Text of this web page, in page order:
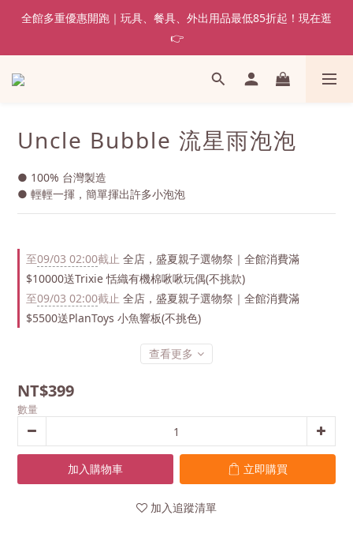
全館多重優惠開跑｜玩具、餐具、外出用品最低85折起！現在逛
👉
Uncle Bubble 流星雨泡泡
● 100% 台灣製造
● 輕輕一揮，簡單揮出許多小泡泡
至09/03 02:00截止 全店，盛夏親子選物祭｜全館消費滿
$10000送Trixie 恬織有機棉啾啾玩偶(不挑款)
至09/03 02:00截止 全店，盛夏親子選物祭｜全館消費滿
$5500送PlanToys 小魚響板(不挑色)
查看更多
NT$399
數量
加入購物車 立即購買
加入追蹤清單